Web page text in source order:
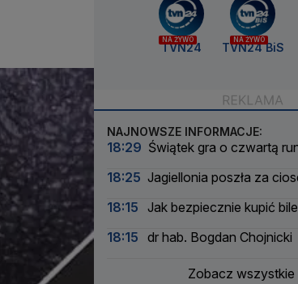
NA ŻYWO
TVN24
NA ŻYWO
TVN24 BiS
NAJNOWSZE INFORMACJE:
18:29 Świątek gra o czwartą
18:25 Jagiellonia poszła za
18:15 Jak bezpiecznie kupić
18:15 dr hab. Bogdan Chojnicki
Zobacz wszystkie